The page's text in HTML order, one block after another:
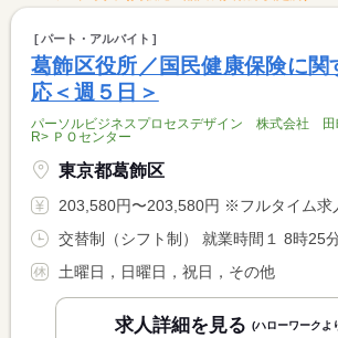
パート・アルバイト
葛飾区役所／国民健康保険に関
応＜週５日＞
パーソルビジネスプロセスデザイン 株式会社 田
R> ＰＯセンター
東京都葛飾区
203,580円〜203,580円 ※フルタイム求人の場合は月額（換算額）、パート求人の場合
土曜日，日曜日，祝日，その他
求人詳細を見る (ハローワークよ